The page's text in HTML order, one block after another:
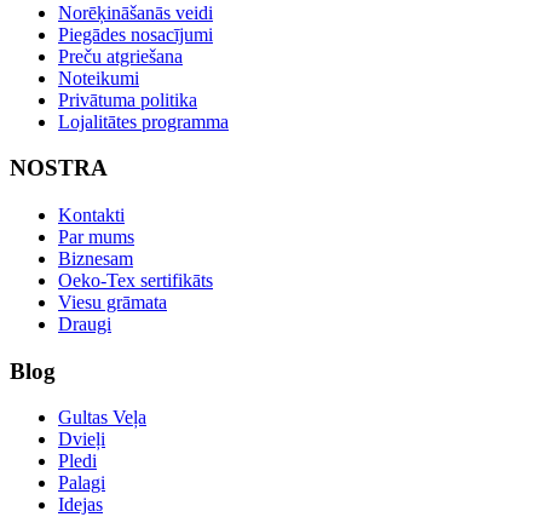
Norēķināšanās veidi
Piegādes nosacījumi
Preču atgriešana
Noteikumi
Privātuma politika
Lojalitātes programma
NOSTRA
Kontakti
Par mums
Biznesam
Oeko-Tex sertifikāts
Viesu grāmata
Draugi
Blog
Gultas Veļa
Dvieļi
Pledi
Palagi
Idejas